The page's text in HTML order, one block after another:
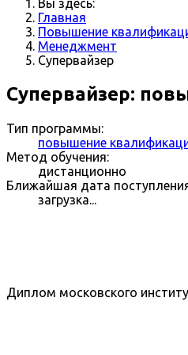
Вы здесь:
Главная
Повышение
Менеджмент
Супервайзер
Супервайзер:
Тип программы:
повышение
Метод обучения:
дистанционно
Ближайшая дата
загрузка...
Диплом московского